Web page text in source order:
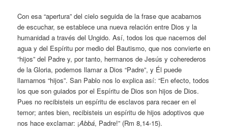
Con esa “apertura” del cielo seguida de la frase que acabamos
de escuchar, se establece una nueva relación entre Dios y la
humanidad a través del Ungido. Así, todos los que nacemos del
agua y del Espíritu por medio del Bautismo, que nos convierte en
“hijos” del Padre y, por tanto, hermanos de Jesús y coherederos
de la Gloria, podemos llamar a Dios “Padre”, y Él puede
llamarnos “hijos”. San Pablo nos lo explica así: “En efecto, todos
los que son guiados por el Espíritu de Dios son hijos de Dios.
Pues no recibisteis un espíritu de esclavos para recaer en el
temor; antes bien, recibisteis un espíritu de hijos adoptivos que
nos hace exclamar: ¡Abbá, Padre!” (Rm 8,14-15).